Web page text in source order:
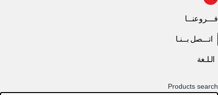
فـــروعنــا
اتـــصل بــنـا
الـلـغة
Products search